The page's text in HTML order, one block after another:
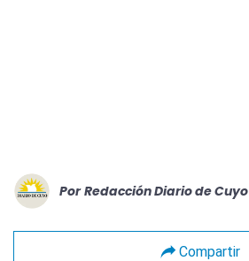
Por Redacción Diario de Cuyo
Compartir